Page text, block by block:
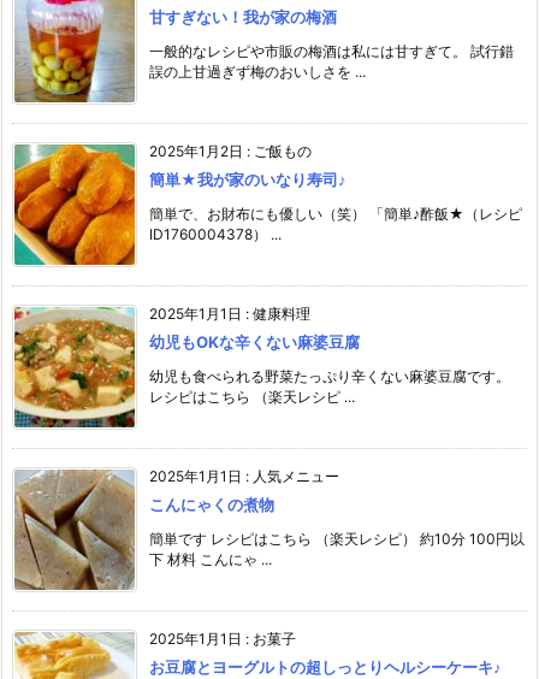
甘すぎない！我が家の梅酒
一般的なレシピや市販の梅酒は私には甘すぎて。 試行錯
誤の上甘過ぎず梅のおいしさを ...
2025年1月2日 : ご飯もの
簡単★我が家のいなり寿司♪
簡単で、お財布にも優しい（笑） 「簡単♪酢飯★（レシピ
ID1760004378） ...
2025年1月1日 : 健康料理
幼児もOKな辛くない麻婆豆腐
幼児も食べられる野菜たっぷり辛くない麻婆豆腐です。
レシピはこちら （楽天レシピ ...
2025年1月1日 : 人気メニュー
こんにゃくの煮物
簡単です レシピはこちら （楽天レシピ） 約10分 100円以
下 材料 こんにゃ ...
2025年1月1日 : お菓子
お豆腐とヨーグルトの超しっとりヘルシーケーキ♪